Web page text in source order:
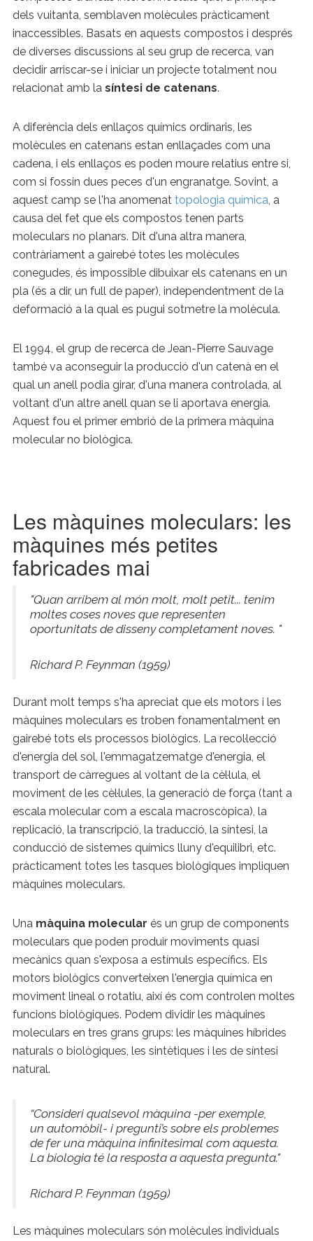
dels vuitanta, semblaven molècules pràcticament
inaccessibles. Basats en aquests compostos i després
de diverses discussions al seu grup de recerca, van
decidir arriscar-se i iniciar un projecte totalment nou
relacionat amb la síntesi de catenans.
A diferència dels enllaços químics ordinaris, les
molècules en catenans estan enllaçades com una
cadena, i els enllaços es poden moure relatius entre si,
com si fossin dues peces d'un engranatge. Sovint, a
aquest camp se l'ha anomenat topologia química, a
causa del fet que els compostos tenen parts
moleculars no planars. Dit d'una altra manera,
contràriament a gairebé totes les molècules
conegudes, és impossible dibuixar els catenans en un
pla (és a dir, un full de paper), independentment de la
deformació a la qual es pugui sotmetre la molècula.
El 1994, el grup de recerca de Jean-Pierre Sauvage
també va aconseguir la producció d'un catenà en el
qual un anell podia girar, d'una manera controlada, al
voltant d'un altre anell quan se li aportava energia.
Aquest fou el primer embrió de la primera màquina
molecular no biològica.
Les màquines moleculars: les
màquines més petites
fabricades mai
"Quan arribem al món molt, molt petit... tenim
moltes coses noves que representen
oportunitats de disseny completament noves. "
Richard P. Feynman (1959)
Durant molt temps s'ha apreciat que els motors i les
màquines moleculars es troben fonamentalment en
gairebé tots els processos biològics. La recol·lecció
d'energia del sol, l'emmagatzematge d'energia, el
transport de càrregues al voltant de la cèl·lula, el
moviment de les cèl·lules, la generació de força (tant a
escala molecular com a escala macroscòpica), la
replicació, la transcripció, la traducció, la síntesi, la
conducció de sistemes químics lluny d'equilibri, etc.
pràcticament totes les tasques biològiques impliquen
màquines moleculars.
Una màquina molecular és un grup de components
moleculars que poden produir moviments quasi
mecànics quan s'exposa a estímuls específics. Els
motors biològics converteixen l'energia química en
moviment lineal o rotatiu, així és com controlen moltes
funcions biològiques. Podem dividir les màquines
moleculars en tres grans grups: les màquines híbrides
naturals o biològiques, les sintètiques i les de síntesi
natural.
“Consideri qualsevol màquina -per exemple,
un automòbil- i pregunti’s sobre els problemes
de fer una màquina infinitesimal com aquesta.
La biologia té la resposta a aquesta pregunta."
Richard P. Feynman (1959)
Les màquines moleculars són molècules individuals